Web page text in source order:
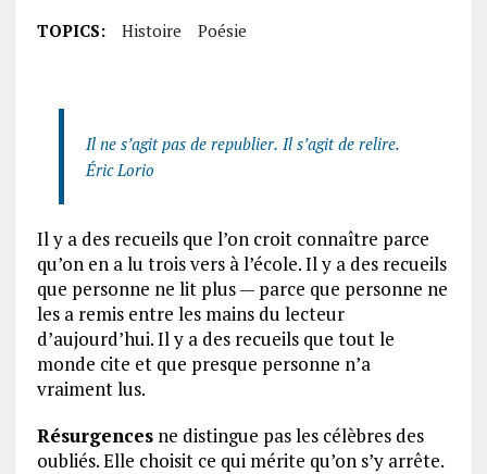
TOPICS: Histoire Poésie
Il ne s’agit pas de republier. Il s’agit de relire.
Éric Lorio
Il y a des recueils que l’on croit connaître parce
qu’on en a lu trois vers à l’école. Il y a des recueils
que personne ne lit plus — parce que personne ne
les a remis entre les mains du lecteur
d’aujourd’hui. Il y a des recueils que tout le
monde cite et que presque personne n’a
vraiment lus.
Résurgencesne distingue pas les célèbres des
oubliés. Elle choisit ce qui mérite qu’on s’y arrête.